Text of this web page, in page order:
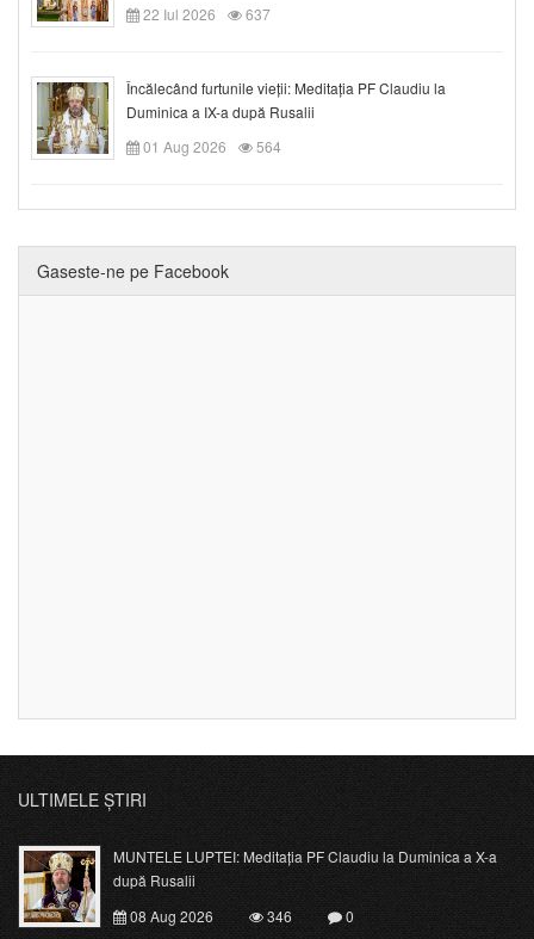
22 Iul 2026
637
Încălecând furtunile vieții: Meditația PF Claudiu la
Duminica a IX-a după Rusalii
01 Aug 2026
564
Gaseste-ne pe Facebook
ULTIMELE ȘTIRI
MUNTELE LUPTEI: Meditația PF Claudiu la Duminica a X-a
după Rusalii
08 Aug 2026
346
0